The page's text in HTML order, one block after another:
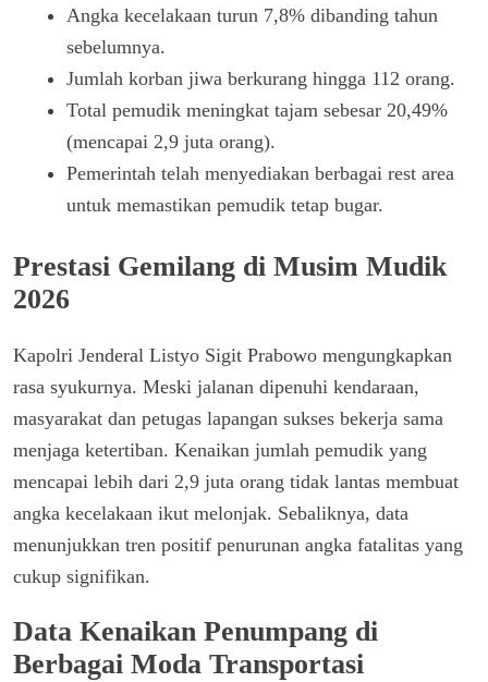
Angka kecelakaan turun 7,8% dibanding tahun
sebelumnya.
Jumlah korban jiwa berkurang hingga 112 orang.
Total pemudik meningkat tajam sebesar 20,49%
(mencapai 2,9 juta orang).
Pemerintah telah menyediakan berbagai rest area
untuk memastikan pemudik tetap bugar.
Prestasi Gemilang di Musim Mudik
2026
Kapolri Jenderal Listyo Sigit Prabowo mengungkapkan
rasa syukurnya. Meski jalanan dipenuhi kendaraan,
masyarakat dan petugas lapangan sukses bekerja sama
menjaga ketertiban. Kenaikan jumlah pemudik yang
mencapai lebih dari 2,9 juta orang tidak lantas membuat
angka kecelakaan ikut melonjak. Sebaliknya, data
menunjukkan tren positif penurunan angka fatalitas yang
cukup signifikan.
Data Kenaikan Penumpang di
Berbagai Moda Transportasi